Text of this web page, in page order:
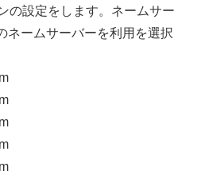
の設定をします。ネームサー
ネームサーバーを利用を選択